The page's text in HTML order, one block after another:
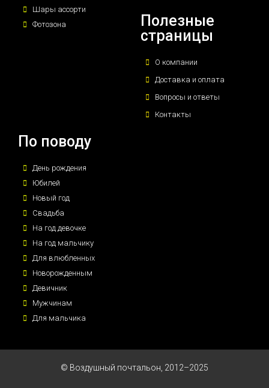
Шары ассорти
Фотозона
Полезные
страницы
О компании
Доставка и оплата
Вопросы и ответы
Контакты
По поводу
День рождения
Юбилей
Новый год
Свадьба
На год девочке
На год мальчику
Для влюбленных
Новорожденным
Девичник
Мужчинам
Для мальчика
© Воздушный почтальон, 2012–2025